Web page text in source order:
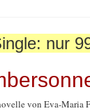
nur
von Eva-Maria